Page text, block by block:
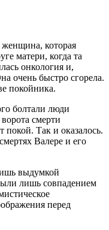
которая
матери, когда та
онкология и,
очень быстро сгорела.
покойника.
болтали люди
смерти
покой. Так и оказалось.
Валере и его
выдумкой
лишь совпадением
перед